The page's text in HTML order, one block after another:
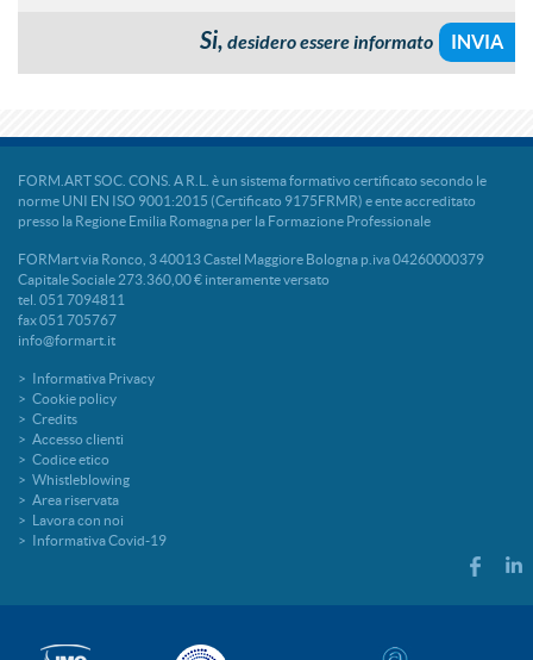
Si, desidero essere informato
FORM.ART SOC. CONS. A R.L. è un sistema formativo certificato secondo le
norme UNI EN ISO 9001:2015 (Certificato 9175FRMR) e ente accreditato
presso la Regione Emilia Romagna per la Formazione Professionale
FORMart via Ronco, 3 40013 Castel Maggiore Bologna p.iva 04260000379
Capitale Sociale 273.360,00 € interamente versato
tel. 051 7094811
fax 051 705767
info@formart.it
Informativa Privacy
Cookie policy
Credits
Accesso clienti
Codice etico
Whistleblowing
Area riservata
Lavora con noi
Informativa Covid-19